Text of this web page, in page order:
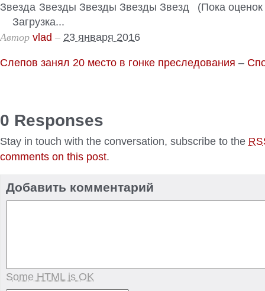
(Пока оценок
Загрузка...
Автор vlad – 23 января 2016
Слепов занял 20 место в гонке преследования –
0 Responses
Stay in touch with the conversation, subscribe to the
comments on this post.
Добавить комментарий
Some HTML is OK